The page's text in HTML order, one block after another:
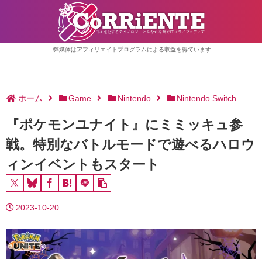
弊媒体はアフィリエイトプログラムによる収益を得ています
ホーム Game Nintendo Nintendo Switch
『ポケモンユナイト』にミミッキュ参
戦。特別なバトルモードで遊べるハロウ
ィンイベントもスタート
2023-10-20